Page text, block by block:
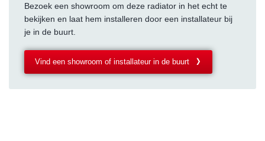
Bezoek een showroom om deze radiator in het echt te
bekijken en laat hem installeren door een installateur bij
je in de buurt.
Vind een showroom of installateur in de buurt